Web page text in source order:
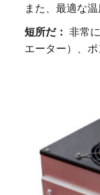
また、最適な
短所だ： 非常
エーター）、